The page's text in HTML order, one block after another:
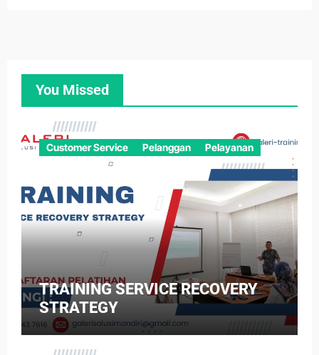
You Missed
Customer Service Pelanggan Pelayanan
TRAINING SERVICE RECOVERY
STRATEGY